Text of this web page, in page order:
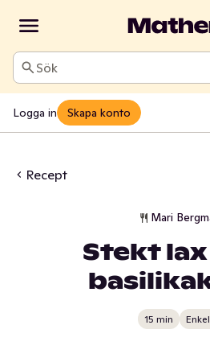
Sök
Logga in Skapa konto
Recept
Mari
Stekt
15 min